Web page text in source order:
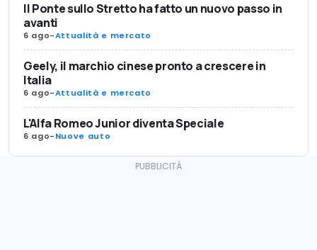
Il Ponte sullo Stretto ha fatto un nuovo passo in
avanti
6 ago-Attualità e mercato
Geely, il marchio cinese pronto a crescere in
Italia
6 ago-Attualità e mercato
L'Alfa Romeo Junior diventa Speciale
6 ago-Nuove auto